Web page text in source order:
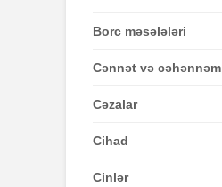
Borc məsələləri
Cənnət və cəhənnəm
Cəzalar
Cihad
Cinlər